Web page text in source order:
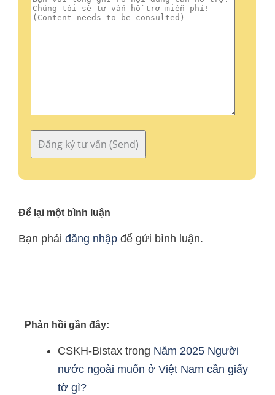
Để lại một bình luận
Bạn phải đăng nhập để gửi bình luận.
Phản hồi gần đây:
CSKH-Bistax trong Năm 2025 Người
nước ngoài muốn ở Việt Nam cần giấy
tờ gì?